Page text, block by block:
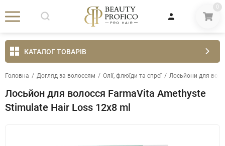
0
КАТАЛОГ ТОВАРІВ
Головна / Догляд за волоссям / Олії, флюїди та спреї / Лосьйони для
Лосьйон для волосся FarmaVita Amethyste
Stimulate Hair Loss 12х8 ml